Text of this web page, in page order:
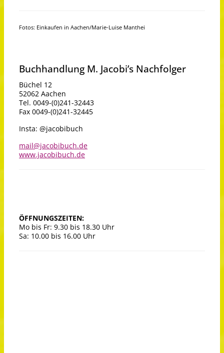
Fotos: Einkaufen in Aachen/Marie-Luise Manthei
Buchhandlung M. Jacobi’s Nachfolger
Büchel 12
52062 Aachen
Tel. 0049-(0)241-32443
Fax 0049-(0)241-32445
Insta: @jacobibuch
mail@jacobibuch.de
www.jacobibuch.de
ÖFFNUNGSZEITEN:
Mo bis Fr: 9.30 bis 18.30 Uhr
Sa: 10.00 bis 16.00 Uhr